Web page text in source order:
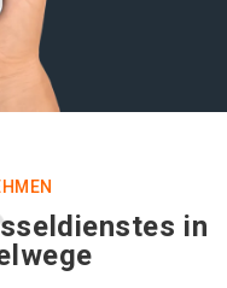
in